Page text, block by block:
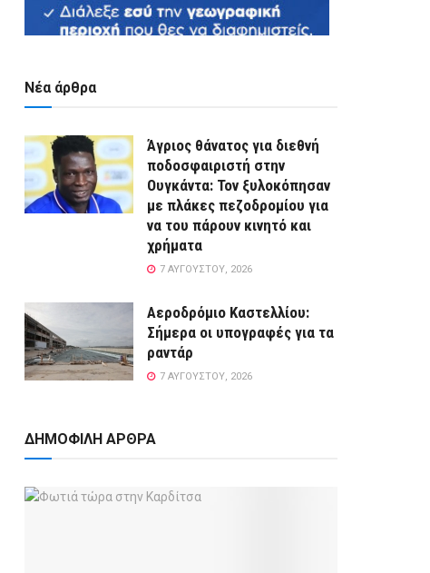
Νέα άρθρα
Άγριος θάνατος για διεθνή
ποδοσφαιριστή στην
Ουγκάντα: Τον ξυλοκόπησαν
με πλάκες πεζοδρομίου για
να του πάρουν κινητό και
χρήματα
7 ΑΥΓΟΎΣΤΟΥ, 2026
Αεροδρόμιο Καστελλίου:
Σήμερα οι υπογραφές για τα
ραντάρ
7 ΑΥΓΟΎΣΤΟΥ, 2026
ΔΗΜΟΦΙΛΗ ΑΡΘΡΑ